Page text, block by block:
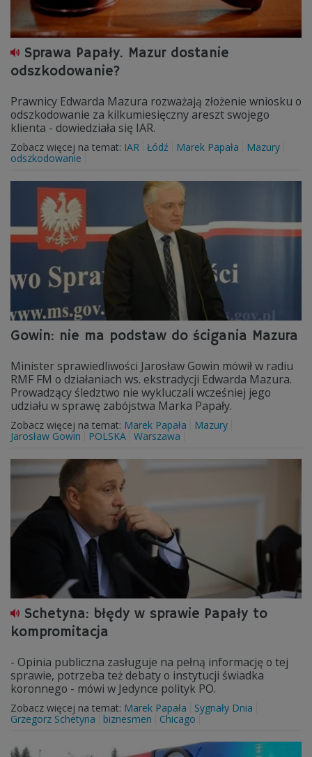
Sprawa Papały. Mazur dostanie
odszkodowanie?
Prawnicy Edwarda Mazura rozważają złożenie wniosku o
odszkodowanie za kilkumiesięczny areszt swojego
klienta - dowiedziała się IAR.
Zobacz więcej na temat: IAR Łódź Marek Papała
Mazury
odszkodowanie
Gowin: nie ma podstaw do ścigania Mazura
Minister sprawiedliwości Jarosław Gowin mówił w radiu
RMF FM o działaniach ws. ekstradycji Edwarda Mazura.
Prowadzący śledztwo nie wykluczali wcześniej jego
udziału w sprawę zabójstwa Marka Papały.
Zobacz więcej na temat: Marek Papała
Mazury
Jarosław Gowin
POLSKA Warszawa
Schetyna: błędy w sprawie Papały to
kompromitacja
- Opinia publiczna zasługuje na pełną informację o tej
sprawie, potrzeba też debaty o instytucji świadka
koronnego - mówi w Jedynce polityk PO.
Zobacz więcej na temat: Marek Papała
Sygnały Dnia
Grzegorz Schetyna
biznesmen Chicago